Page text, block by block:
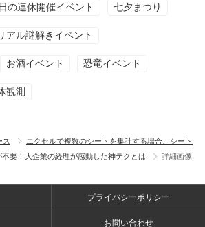
の連休開催イベント 七夕まつり
アル謎解きイベント
お酒イベント 恐竜イベント
観測
ス
エクセルで複数のシートを集計する場合、シート
要！大企業の経理が感動した神テクとは
詳細画像
プライバシーポリシー
お問い合わせ